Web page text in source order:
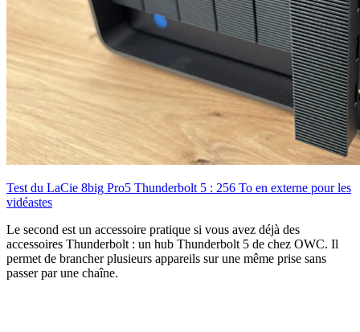
Test du LaCie 8big Pro5 Thunderbolt 5 : 256 To en externe pour les
vidéastes
Le second est un accessoire pratique si vous avez déjà des
accessoires Thunderbolt : un hub Thunderbolt 5 de chez OWC. Il
permet de brancher plusieurs appareils sur une même prise sans
passer par une chaîne.